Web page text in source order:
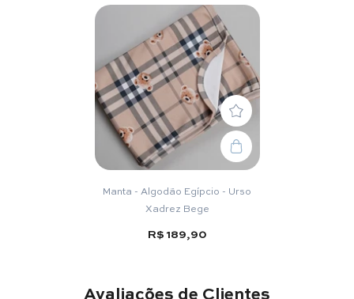
Manta - Algodão Egípcio - Urso
Xadrez Bege
R$ 189,90
Avaliações de Clientes